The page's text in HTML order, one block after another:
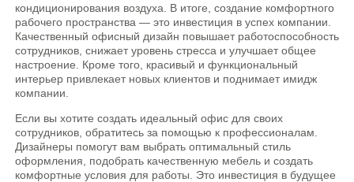
кондиционирования воздуха. В итоге, создание комфортного
рабочего пространства — это инвестиция в успех компании.
Качественный офисный дизайн повышает работоспособность
сотрудников, снижает уровень стресса и улучшает общее
настроение. Кроме того, красивый и функциональный
интерьер привлекает новых клиентов и поднимает имидж
компании.
Если вы хотите создать идеальный офис для своих
сотрудников, обратитесь за помощью к профессионалам.
Дизайнеры помогут вам выбрать оптимальный стиль
оформления, подобрать качественную мебель и создать
комфортные условия для работы. Это инвестиция в будущее